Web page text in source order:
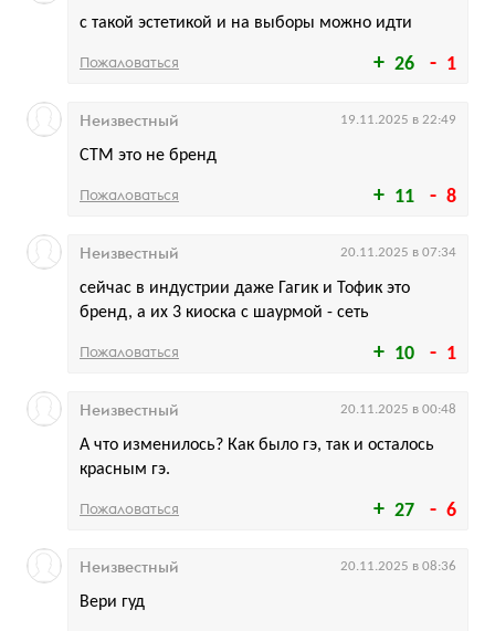
26 1
с такой эстетикой и на выборы можно идти
Пожаловаться
11 8
СТМ это не бренд
Неизвестный 19.11.2025 в 22:49
Пожаловаться
10 1
сейчас в индустрии даже Гагик и Тофик это
бренд, а их 3 киоска с шаурмой - сеть
Неизвестный 20.11.2025 в 07:34
Пожаловаться
27 6
А что изменилось? Как было гэ, так и осталось
красным гэ.
Неизвестный 20.11.2025 в 00:48
Пожаловаться
Вери гуд
Неизвестный 20.11.2025 в 08:36